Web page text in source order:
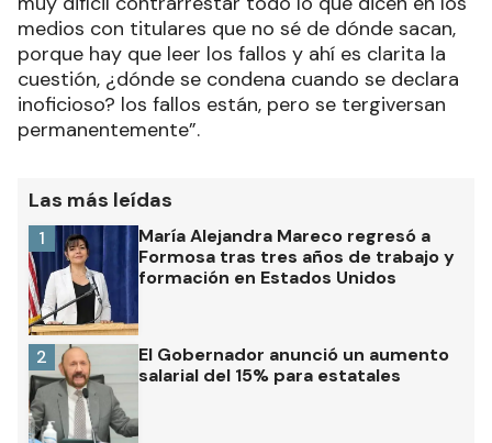
medios con titulares que no sé de dónde sacan,
porque hay que leer los fallos y ahí es clarita la
cuestión, ¿dónde se condena cuando se declara
inoficioso? los fallos están, pero se tergiversan
permanentemente”.
Las más leídas
María Alejandra Mareco regresó a
Formosa tras tres años de trabajo y
formación en Estados Unidos
1
El Gobernador anunció un aumento
salarial del 15% para estatales
2